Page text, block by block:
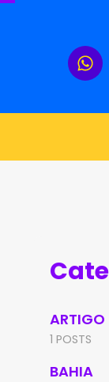
ARTIGO
1 POSTS
BAHIA